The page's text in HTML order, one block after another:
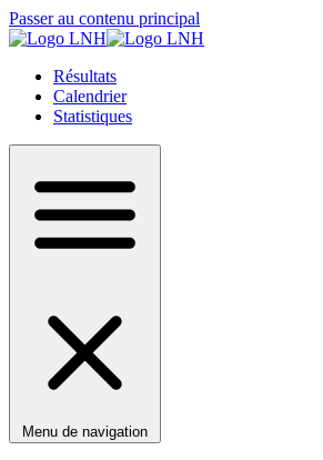
Passer au contenu principal
Résultats
Calendrier
Statistiques
Menu de navigation